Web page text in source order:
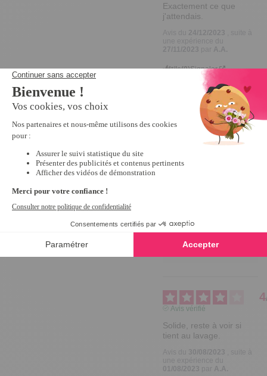
Exactement ce que
j'attendais.
Utile(0)Signaler
Réponse de
tempsl.fr
Bonjour
MONIQUE,
Nous
Merci de
votre
confiance!
Céline.
4
Avis vérifié
Solide, reste à voir si
tient au lavage.
30/08/2023
une expérience du
01/08/2023
par A.A.